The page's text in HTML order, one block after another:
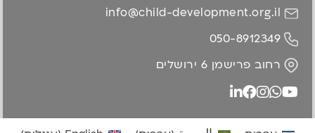
info@child-development.org.il
050-8912349
רחוב פרישמן 6 ירושלים